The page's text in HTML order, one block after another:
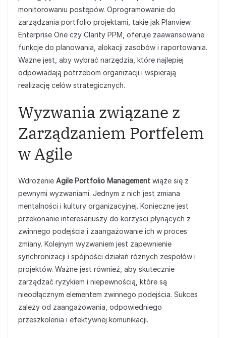
monitorowaniu postępów. Oprogramowanie do
zarządzania portfolio projektami, takie jak Planview
Enterprise One czy Clarity PPM, oferuje zaawansowane
funkcje do planowania, alokacji zasobów i raportowania.
Ważne jest, aby wybrać narzędzia, które najlepiej
odpowiadają potrzebom organizacji i wspierają
realizację celów strategicznych.
Wyzwania związane z
Zarządzaniem Portfelem
w Agile
Wdrożenie Agile Portfolio Management wiąże się z
pewnymi wyzwaniami. Jednym z nich jest zmiana
mentalności i kultury organizacyjnej. Konieczne jest
przekonanie interesariuszy do korzyści płynących z
zwinnego podejścia i zaangażowanie ich w proces
zmiany. Kolejnym wyzwaniem jest zapewnienie
synchronizacji i spójności działań różnych zespołów i
projektów. Ważne jest również, aby skutecznie
zarządzać ryzykiem i niepewnością, które są
nieodłącznym elementem zwinnego podejścia. Sukces
zależy od zaangażowania, odpowiedniego
przeszkolenia i efektywnej komunikacji.